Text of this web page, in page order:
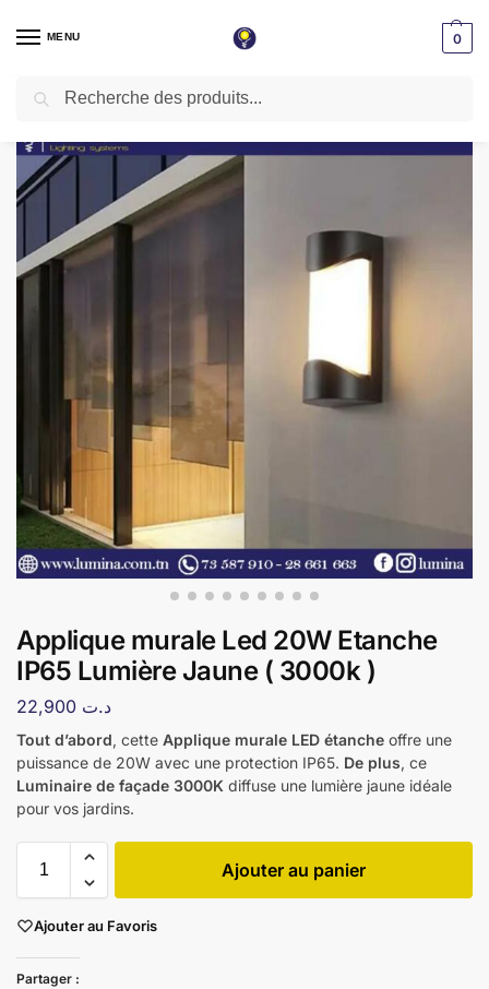
MENU 0
Accueil / Applique LED / Applique extérieur étanche
Applique murale Led 20W Etanche
IP65 Lumière Jaune ( 3000k )
د.ت
Tout d’abord, cette Applique murale LED étanche offre une
puissance de 20W avec une protection IP65. De plus, ce
Luminaire de façade 3000K diffuse une lumière jaune idéale
pour vos jardins.
Ajouter au panier
Ajouter au Favoris
Partager :